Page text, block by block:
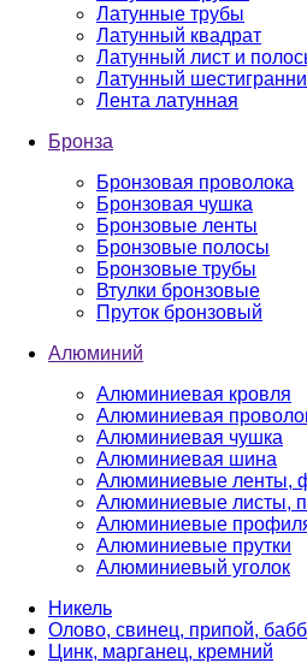
Латунные трубы
Латунный квадрат
Латунный лист и
Латунный
Лента латунная
Бронза
Бронзовая проволока
Бронзовая чушка
Бронзовые ленты
Бронзовые полосы
Бронзовые трубы
Втулки бронзовые
Пруток бронзовый
Алюминий
Алюминиевая кровля
Алюминиевая
Алюминиевая чушка
Алюминиевая шина
Алюминиевые ленты,
Алюминиевые листы,
Алюминиевые
Алюминиевые прутки
Алюминиевый уголок
Никель
Олово, свинец, припой,
Цинк, марганец, кремний